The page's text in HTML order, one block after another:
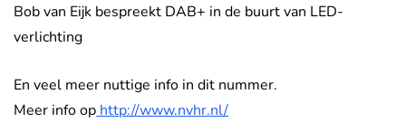
Bob van Eijk bespreekt DAB+ in de buurt van LED-
verlichting
En veel meer nuttige info in dit nummer.
Meer info op http://www.nvhr.nl/